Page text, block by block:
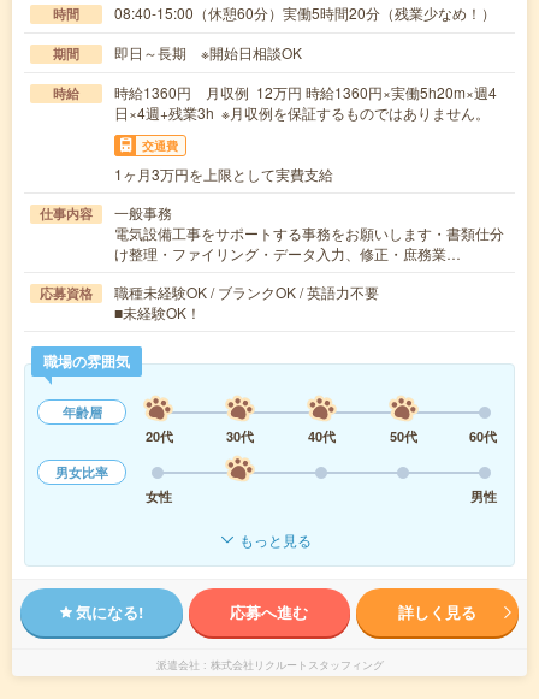
時間 08:40-15:00（休憩60分）実働5時間20分（残業少なめ！）
期間 即日～長期 ※開始日相談OK
時給
時給1360円 月収例 12万円 時給1360円×実働5h20m×週4
日×4週+残業3h ※月収例を保証するものではありません。
交通費
1ヶ月3万円を上限として実費支給
仕事内容
一般事務
電気設備工事をサポートする事務をお願いします・書類仕分
け整理・ファイリング・データ入力、修正・庶務業…
応募資格
職種未経験OK / ブランクOK / 英語力不要
■未経験OK！
職場の雰囲気
年齢層
20代
30代 40代 50代
60代
男女比率
女性
男性
もっと見る
気になる! 応募へ進む 詳しく見る
派遣会社 株式会社リクルートスタッフィング